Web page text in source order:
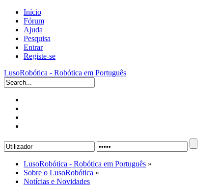
Início
Fórum
Ajuda
Pesquisa
Entrar
Registe-se
LusoRobótica - Robótica em Português
LusoRobótica - Robótica em Português »
Sobre o LusoRobótica »
Notícias e Novidades